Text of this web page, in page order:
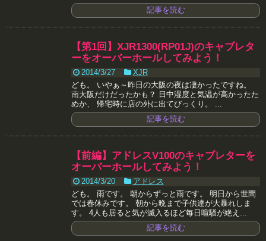
記事を読む
【第1回】XJR1300(RP01J)のキャブレタ
ーをオーバーホールしてみよう！
2014/3/27
XJR
ども。 いやぁ～昨日の大阪の夜は凄かったですね。
南大阪だけだったかも？ 日中湿度と気温が高かったた
めか、 帰宅時に店の外に出てびっくり。 ...
記事を読む
【前編】アドレスV100のキャブレターを
オーバーホールしてみよう！
2014/3/20
アドレス
ども。 雨です。 朝からずっと雨です。 明日から世間
では春休みです。 朝から晩まで子供達が大暴れしま
す。 4人も居ると気が滅入るほど毎日喧騒が絶え...
記事を読む